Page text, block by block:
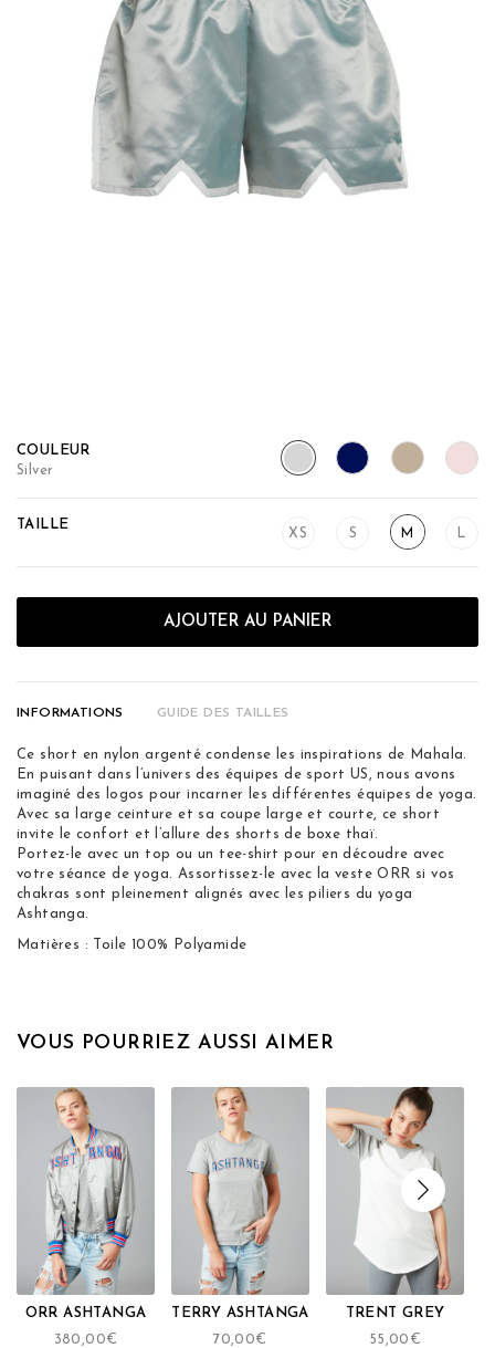
COULEUR
Silver
TAILLE
XS S M L
AJOUTER AU PANIER
INFORMATIONS GUIDE DES TAILLES
Ce short en nylon argenté condense les inspirations de Mahala.
En puisant dans l’univers des équipes de sport US, nous avons
imaginé des logos pour incarner les différentes équipes de yoga.
Avec sa large ceinture et sa coupe large et courte, ce short
invite le confort et l’allure des shorts de boxe thaï.
Portez-le avec un top ou un tee-shirt pour en découdre avec
votre séance de yoga. Assortissez-le avec la veste ORR si vos
chakras sont pleinement alignés avec les piliers du yoga
Ashtanga.
Matières : Toile 100% Polyamide
VOUS POURRIEZ AUSSI AIMER
ORR ASHTANGA
380,00€
TERRY ASHTANGA
70,00€
TRENT GREY
55,00 €